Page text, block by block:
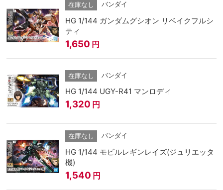
在庫なし バンダイ
HG 1/144 ガンダムグシオン リベイクフルシ
ティ
1,650 円
在庫なし バンダイ
HG 1/144 UGY-R41 マンロディ
1,320 円
在庫なし バンダイ
HG 1/144 モビルレギンレイズ(ジュリエッタ
機)
1,540 円